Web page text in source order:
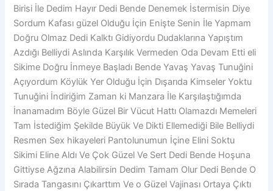
Birisi İle Dedim Hayır Dedi Bende Denemek İstermisin Diye
Sordum Kafası güzel Olduğu İçin Enişte Senin İle Yapmam
Doğru Olmaz Dedi Kalktı Gidiyordu Dudaklarına Yapıştım
Azdığı Belliydi Aslında Karşılık Vermeden Oda Devam Etti eli
Sikime Doğru İnmeye Başladı Bende Yavaş Yavaş Tunuğini
Açıyordum Köylük Yer Olduğu İçin Dışarıda Kimseler Yoktu
Tunuğini İndiriğim Zaman ki Manzara İle Karşılaştığımda
İnanamadım Böyle Güzel Bir Vücut Hattı Olamazdı Memeleri
Tam İstediğim Şekilde Büyük Ve Dikti Ellemediği Bile Belliydi
Resmen Sex hikayeleri Pantolunumun İçine Elini Soktu
Sikimi Eline Aldı Ve Çok Güzel Ve Sert Dedi Bende Hoşuna
Gittiyse Ağzına Alabilirsin Dedim Tamam Olur Dedi Bende O
Sırada Tangasını Çıkarttım Ve o Güzel Vajinası Ortaya Çıktı